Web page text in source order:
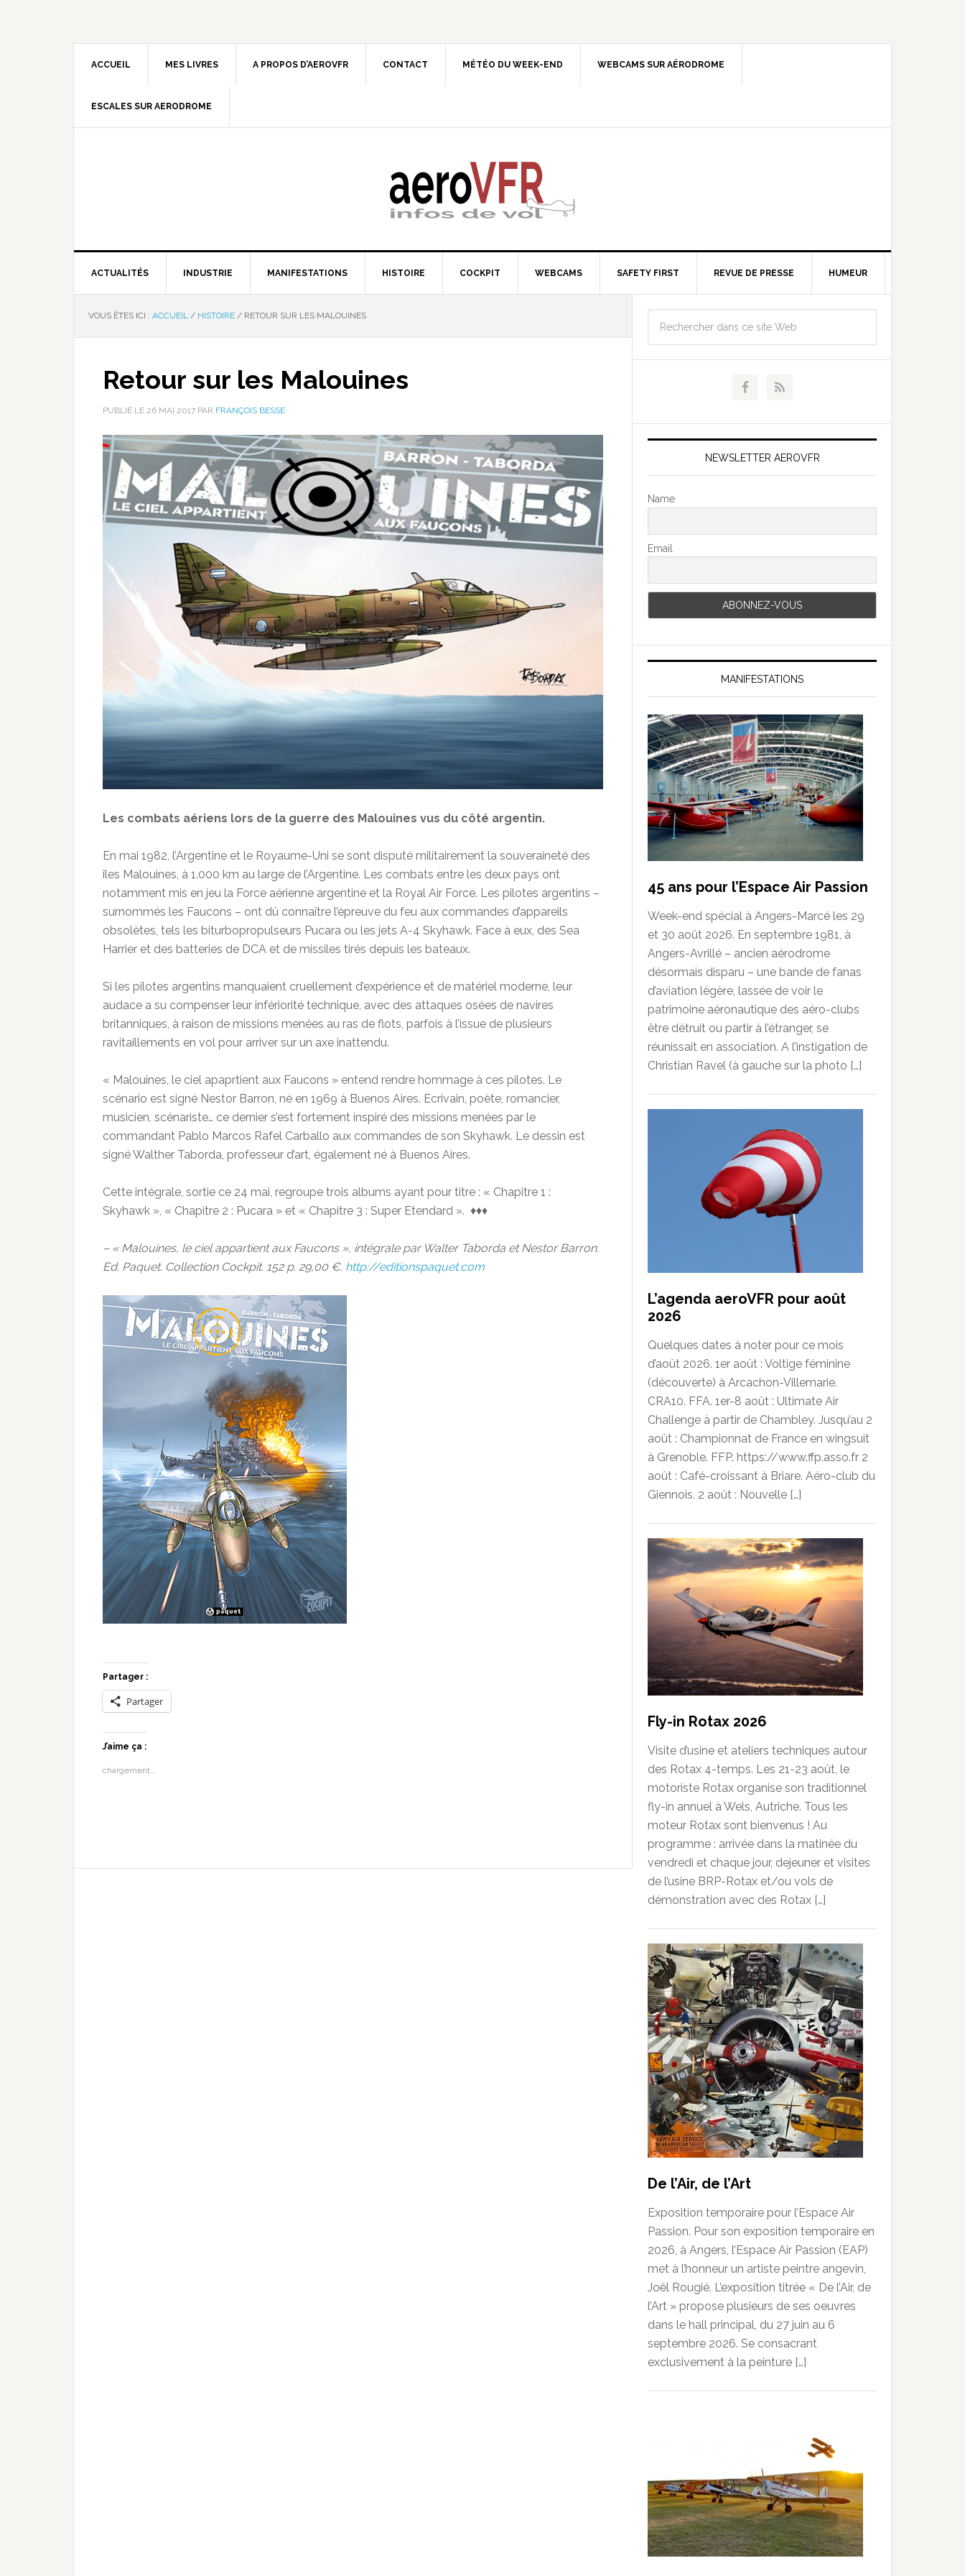
ACCUEIL MES LIVRES A PROPOS D’AEROVFR CONTACT MÉTÉO DU WEEK-END WEBCAMS SUR AÉRODROME
ESCALES SUR AERODROME
ACTUALITÉS INDUSTRIE MANIFESTATIONS HISTOIRE COCKPIT WEBCAMS SAFETY FIRST REVUE DE PRESSE HUMEUR
VOUS ÊTES ICI : ACCUEIL / HISTOIRE / RETOUR SUR LES MALOUINES
Retour sur les Malouines
PUBLIÉ LE 26 MAI 2017 PAR FRANÇOIS BESSE
Les combats aériens lors de la guerre des Malouines vus du côté argentin.
En mai 1982, l’Argentine et le Royaume-Uni se sont disputé militairement la souveraineté des
îles Malouines, à 1.000 km au large de l’Argentine. Les combats entre les deux pays ont
notamment mis en jeu la Force aérienne argentine et la Royal Air Force. Les pilotes argentins –
surnommés les Faucons – ont dû connaître l’épreuve du feu aux commandes d’appareils
obsolètes, tels les biturbopropulseurs Pucara ou les jets A-4 Skyhawk. Face à eux, des Sea
Harrier et des batteries de DCA et de missiles tirés depuis les bateaux.
Si les pilotes argentins manquaient cruellement d’expérience et de matériel moderne, leur
audace a su compenser leur infériorité technique, avec des attaques osées de navires
britanniques, à raison de missions menées au ras de flots, parfois à l’issue de plusieurs
ravitaillements en vol pour arriver sur un axe inattendu.
« Malouines, le ciel apaprtient aux Faucons » entend rendre hommage à ces pilotes. Le
scénario est signé Nestor Barron, né en 1969 à Buenos Aires. Ecrivain, poète, romancier,
musicien, scénariste… ce dernier s’est fortement inspiré des missions menées par le
commandant Pablo Marcos Rafel Carballo aux commandes de son Skyhawk. Le dessin est
signé Walther Taborda, professeur d’art, également né à Buenos Aires.
Cette intégrale, sortie ce 24 mai, regroupe trois albums ayant pour titre : « Chapitre 1 :
Skyhawk », « Chapitre 2 : Pucara » et « Chapitre 3 : Super Etendard ». ♦♦♦
– « Malouines, le ciel appartient aux Faucons », intégrale par Walter Taborda et Nestor Barron.
Ed. Paquet. Collection Cockpit. 152 p. 29,00 €. http://editionspaquet.com
Partager :
Partager
J’aime ça :
chargement…
NEWSLETTER AEROVFR
Name
Email
MANIFESTATIONS
45 ans pour l’Espace Air Passion
Week-end spécial à Angers-Marcé les 29
et 30 août 2026. En septembre 1981, à
Angers-Avrillé – ancien aérodrome
désormais disparu – une bande de fanas
d’aviation légère, lassée de voir le
patrimoine aéronautique des aéro-clubs
être détruit ou partir à l’étranger, se
réunissait en association. A l’instigation de
Christian Ravel (à gauche sur la photo […]
L’agenda aeroVFR pour août
2026
Quelques dates à noter pour ce mois
d’août 2026. 1er août : Voltige féminine
(découverte) à Arcachon-Villemarie.
CRA10. FFA. 1er-8 août : Ultimate Air
Challenge à partir de Chambley. Jusqu’au 2
août : Championnat de France en wingsuit
à Grenoble. FFP. https://www.ffp.asso.fr 2
août : Café-croissant à Briare. Aéro-club du
Giennois. 2 août : Nouvelle […]
Fly-in Rotax 2026
Visite d’usine et ateliers techniques autour
des Rotax 4-temps. Les 21-23 août, le
motoriste Rotax organise son traditionnel
fly-in annuel à Wels, Autriche. Tous les
moteur Rotax sont bienvenus ! Au
programme : arrivée dans la matinée du
vendredi et chaque jour, dejeuner et visites
de l’usine BRP-Rotax et/ou vols de
démonstration avec des Rotax […]
De l’Air, de l’Art
Exposition temporaire pour l’Espace Air
Passion. Pour son exposition temporaire en
2026, à Angers, l’Espace Air Passion (EAP)
met à l’honneur un artiste peintre angevin,
Joël Rougié. L’exposition titrée « De l’Air, de
l’Art » propose plusieurs de ses oeuvres
dans le hall principal, du 27 juin au 6
septembre 2026. Se consacrant
exclusivement à la peinture […]